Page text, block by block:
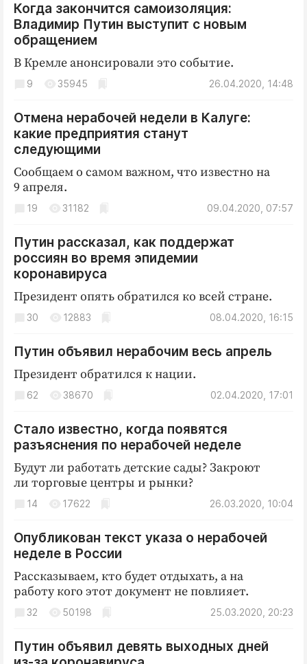
Когда закончится самоизоляция:
Владимир Путин выступит с новым
обращением
В Кремле анонсировали это событие.
26.04.2020, 14:48
9 35945
Отмена нерабочей недели в Калуге:
какие предприятия станут
следующими
Сообщаем о самом важном, что известно на
9 апреля.
09.04.2020, 07:57
19 31182
Путин рассказал, как поддержат
россиян во время эпидемии
коронавируса
Президент опять обратился ко всей стране.
08.04.2020, 16:15
30 12883
Путин объявил нерабочим весь апрель
Президент обратился к нации.
02.04.2020, 17:01
62 38670
Стало известно, когда появятся
разъяснения по нерабочей неделе
Будут ли работать детские сады? Закроют
ли торговые центры и рынки?
26.03.2020, 10:04
14 17622
Опубликован текст указа о нерабочей
неделе в России
Рассказываем, кто будет отдыхать, а на
работу кого этот документ не повлияет.
25.03.2020, 20:23
32 50198
Путин объявил девять выходных дней